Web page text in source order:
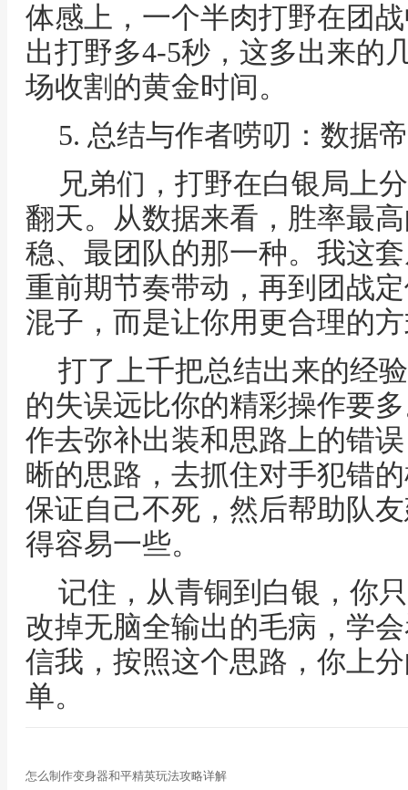
体感上，一个半肉打野在团
出打野多4-5秒，这多出来的
场收割的黄金时间。
5. 总结与作者唠叨：数据
兄弟们，打野在白银局上
翻天。从数据来看，胜率最
稳、最团队的那一种。我这
重前期节奏带动，再到团战
混子，而是让你用更合理的
打了上千把总结出来的经
的失误远比你的精彩操作要
作去弥补出装和思路上的错
晰的思路，去抓住对手犯错
保证自己不死，然后帮助队
得容易一些。
记住，从青铜到白银，你
改掉无脑全输出的毛病，学
信我，按照这个思路，你上
单。
怎么制作变身器和平精英玩法攻略详解